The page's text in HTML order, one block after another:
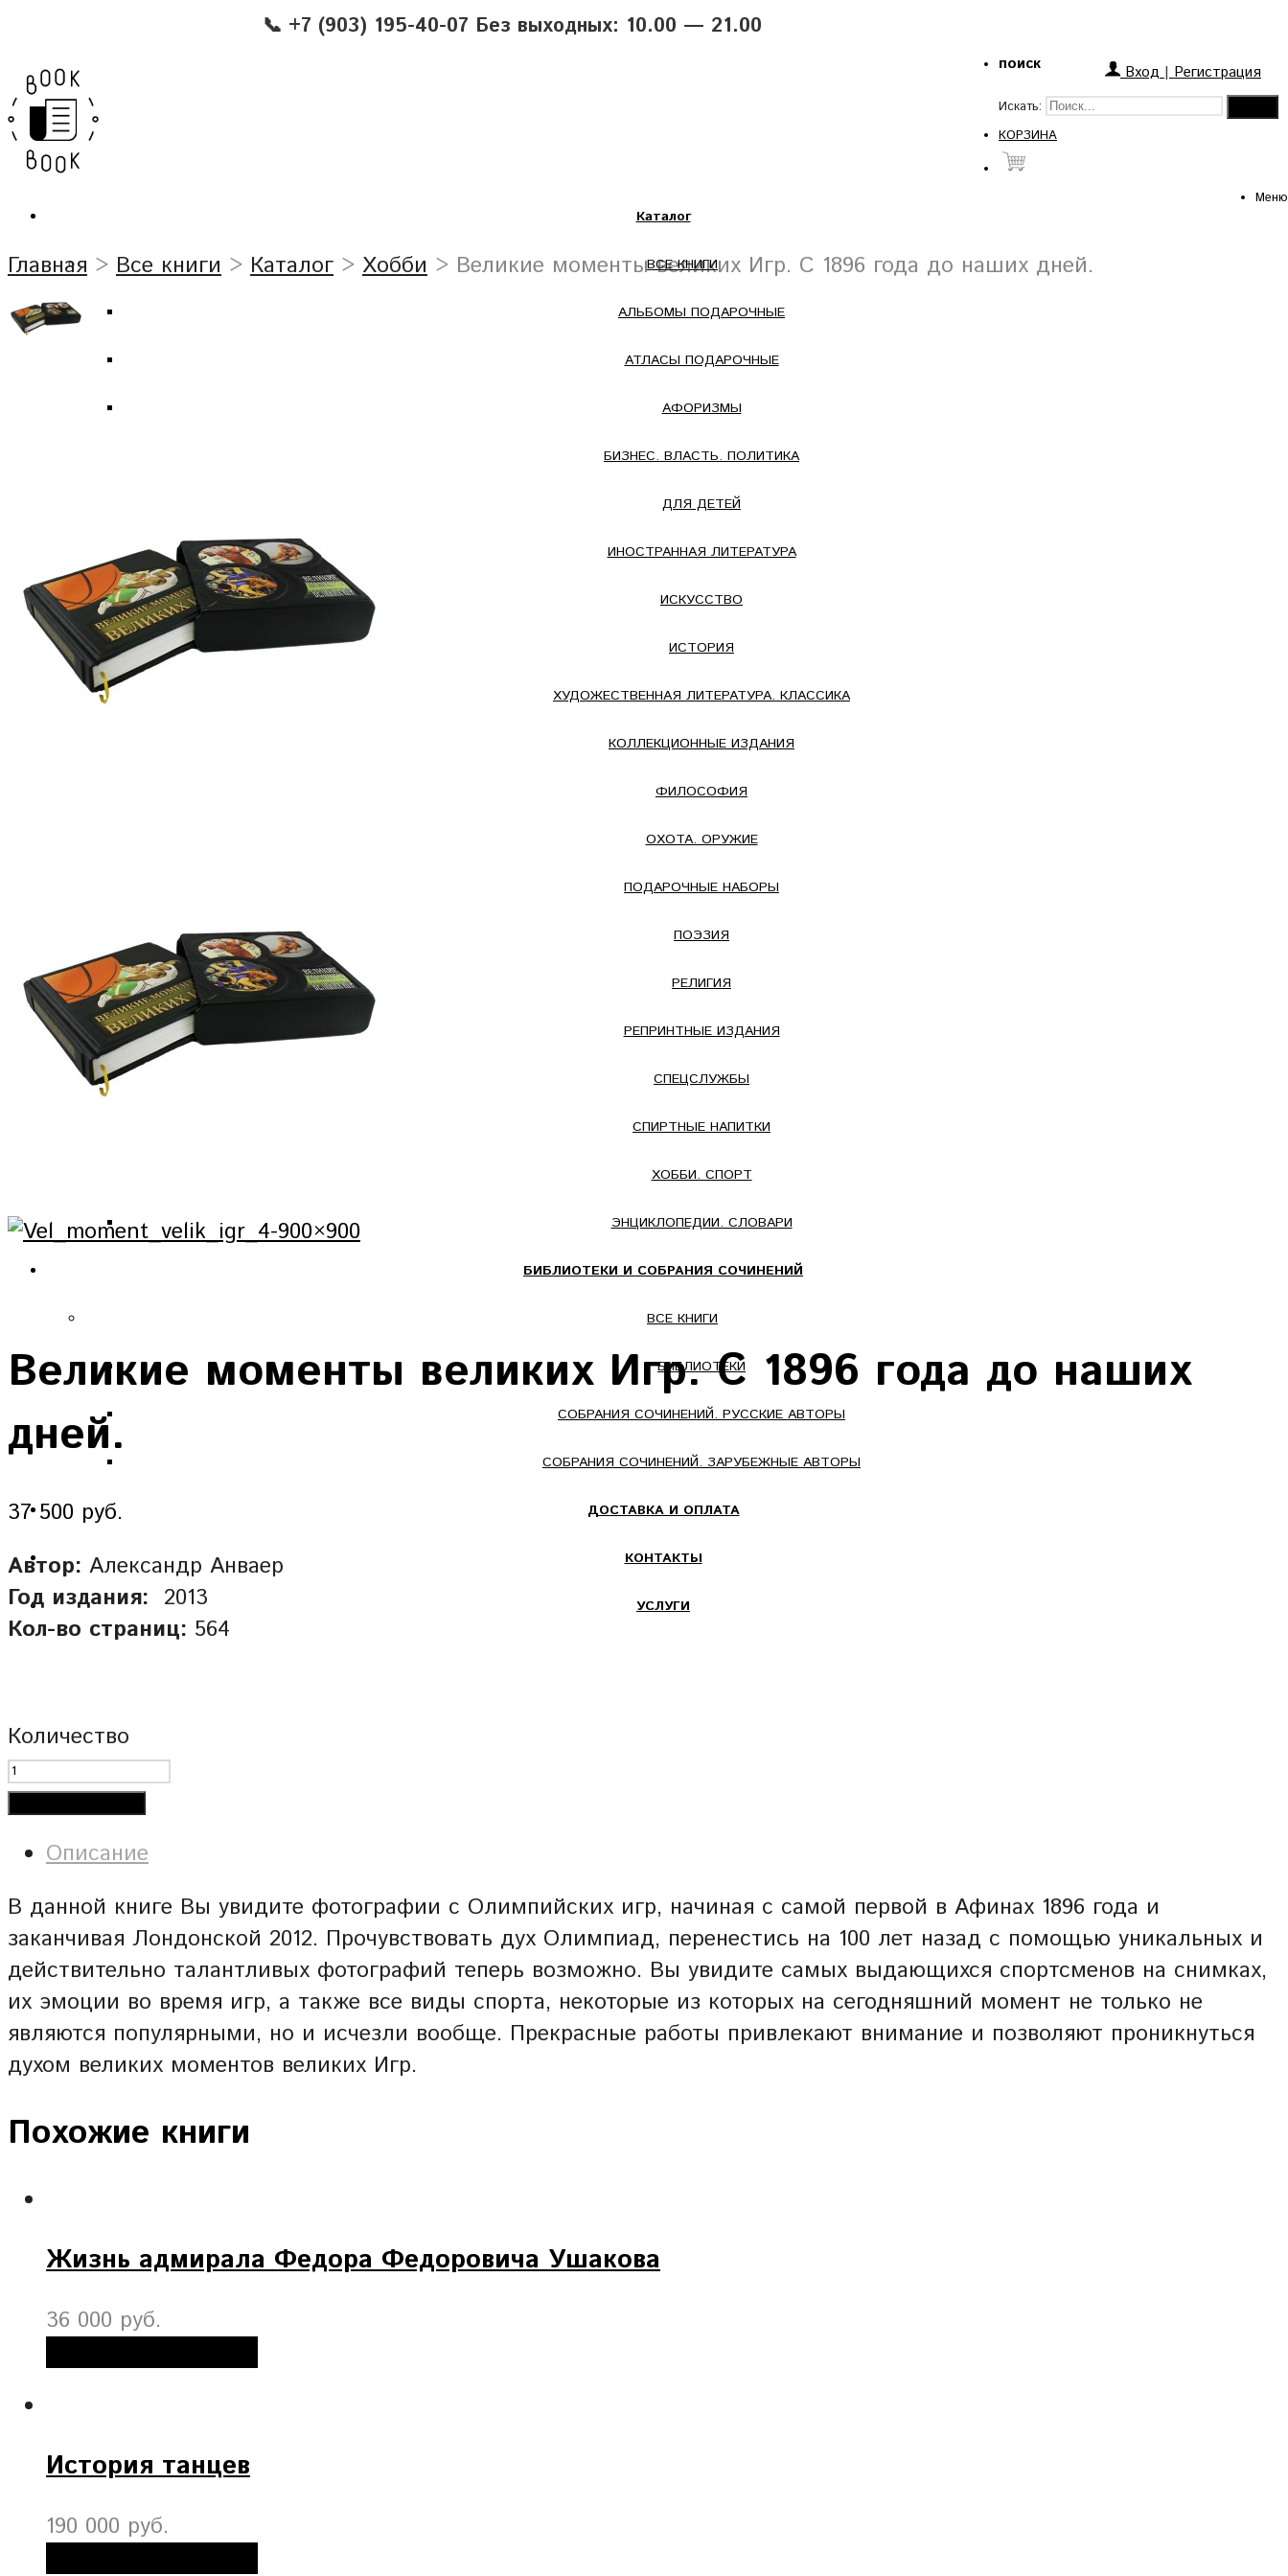
📞 +7 (903) 195-40-07 Без выходных: 10.00 — 21.00
Вход | Регистрация
Каталог
ВСЕ КНИГИ
АЛЬБОМЫ ПОДАРОЧНЫЕ
АТЛАСЫ ПОДАРОЧНЫЕ
АФОРИЗМЫ
БИЗНЕС. ВЛАСТЬ. ПОЛИТИКА
ДЛЯ ДЕТЕЙ
ИНОСТРАННАЯ ЛИТЕРАТУРА
ИСКУССТВО
ИСТОРИЯ
ХУДОЖЕСТВЕННАЯ ЛИТЕРАТУРА. КЛАССИКА
КОЛЛЕКЦИОННЫЕ ИЗДАНИЯ
ФИЛОСОФИЯ
ОХОТА. ОРУЖИЕ
ПОДАРОЧНЫЕ НАБОРЫ
ПОЭЗИЯ
РЕЛИГИЯ
РЕПРИНТНЫЕ ИЗДАНИЯ
СПЕЦСЛУЖБЫ
СПИРТНЫЕ НАПИТКИ
ХОББИ. СПОРТ
ЭНЦИКЛОПЕДИИ. СЛОВАРИ
БИБЛИОТЕКИ И СОБРАНИЯ СОЧИНЕНИЙ
ВСЕ КНИГИ
БИБЛИОТЕКИ
СОБРАНИЯ СОЧИНЕНИЙ. РУССКИЕ АВТОРЫ
СОБРАНИЯ СОЧИНЕНИЙ. ЗАРУБЕЖНЫЕ АВТОРЫ
ДОСТАВКА И ОПЛАТА
КОНТАКТЫ
УСЛУГИ
поиск
Искать:
КОРЗИНА
Меню
Главная > Все книги > Каталог > Хобби > Великие моменты великих Игр. С 1896 года до наших дней.
Великие моменты великих Игр. С 1896 года до наших
дней.
37 500 руб.
Автор: Александр Анваер
Год издания: 2013
Кол-во страниц: 564
Количество
Описание
В данной книге Вы увидите фотографии с Олимпийских игр, начиная с самой первой в Афинах 1896 года и
заканчивая Лондонской 2012. Прочувствовать дух Олимпиад, перенестись на 100 лет назад с помощью уникальных и
действительно талантливых фотографий теперь возможно. Вы увидите самых выдающихся спортсменов на снимках,
их эмоции во время игр, а также все виды спорта, некоторые из которых на сегодняшний момент не только не
являются популярными, но и исчезли вообще. Прекрасные работы привлекают внимание и позволяют проникнуться
духом великих моментов великих Игр.
Похожие книги
Жизнь адмирала Федора Федоровича Ушакова
36 000 руб.
История танцев
190 000 руб.